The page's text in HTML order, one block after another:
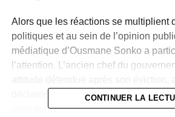
Alors que les réactions se multiplient
politiques et au sein de l’opinion
médiatique d’Ousmane Sonko a
l’attention. L’ancien chef du
déclarer qu’il dormirait « léger » après
présidentielle. Une déclaration qui
CONTINUER LA